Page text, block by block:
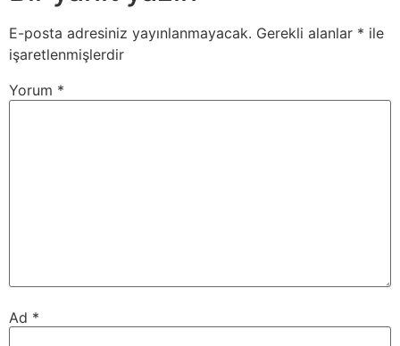
E-posta adresiniz yayınlanmayacak. Gerekli alanlar * ile
işaretlenmişlerdir
Yorum *
Ad *